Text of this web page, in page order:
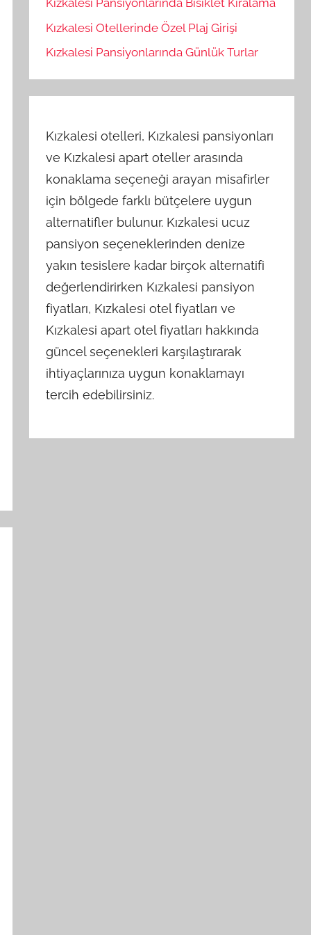
Kızkalesi Otellerinde Özel Plaj Girişi
Kızkalesi Pansiyonlarında Günlük Turlar
Kızkalesi otelleri, Kızkalesi pansiyonları
ve Kızkalesi apart oteller arasında
konaklama seçeneği arayan misafirler
için bölgede farklı bütçelere uygun
alternatifler bulunur. Kızkalesi ucuz
pansiyon seçeneklerinden denize
yakın tesislere kadar birçok alternatifi
değerlendirirken Kızkalesi pansiyon
fiyatları, Kızkalesi otel fiyatları ve
Kızkalesi apart otel fiyatları hakkında
güncel seçenekleri karşılaştırarak
ihtiyaçlarınıza uygun konaklamayı
tercih edebilirsiniz.